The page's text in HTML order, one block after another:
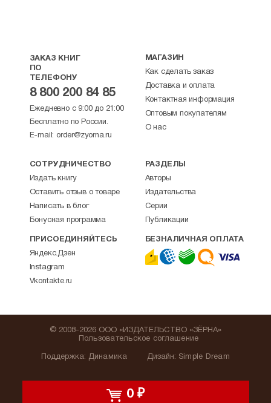
0 ₽
ЗАКАЗ КНИГ
ПО
ТЕЛЕФОНУ
8 800 200 84 85
Ежедневно с 9:00 до 21:00
Бесплатно по России.
E-mail: order@zyorna.ru
МАГАЗИН
Как сделать заказ
Доставка и оплата
Контактная информация
Оптовым покупателям
О нас
СОТРУДНИЧЕСТВО
Издать книгу
Оставить отзыв о товаре
Написать в блог
Бонусная программа
РАЗДЕЛЫ
Авторы
Издательства
Серии
Публикации
ПРИСОЕДИНЯЙТЕСЬ
Яндекс.Дзен
Instagram
Vkontakte.ru
БЕЗНАЛИЧНАЯ ОПЛАТА
Поддержка: Динамика
© 2008-2026 ООО «ИЗДАТЕЛЬСТВО «ЗЁРНА»
Пользовательское соглашение
Дизайн: Simple Dream